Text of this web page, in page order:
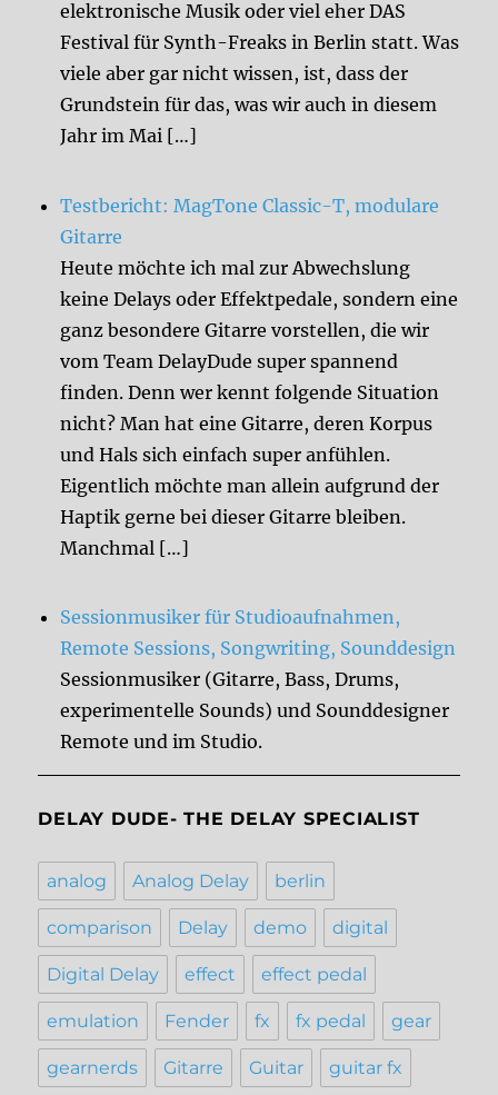
elektronische Musik oder viel eher DAS
Festival für Synth-Freaks in Berlin statt. Was
viele aber gar nicht wissen, ist, dass der
Grundstein für das, was wir auch in diesem
Jahr im Mai […]
Testbericht: MagTone Classic-T, modulare
Gitarre
Heute möchte ich mal zur Abwechslung
keine Delays oder Effektpedale, sondern eine
ganz besondere Gitarre vorstellen, die wir
vom Team DelayDude super spannend
finden. Denn wer kennt folgende Situation
nicht? Man hat eine Gitarre, deren Korpus
und Hals sich einfach super anfühlen.
Eigentlich möchte man allein aufgrund der
Haptik gerne bei dieser Gitarre bleiben.
Manchmal […]
Sessionmusiker für Studioaufnahmen,
Remote Sessions, Songwriting, Sounddesign
Sessionmusiker (Gitarre, Bass, Drums,
experimentelle Sounds) und Sounddesigner
Remote und im Studio.
DELAY DUDE- THE DELAY SPECIALIST
analog Analog Delay berlin
comparison Delay demo digital
Digital Delay effect effect pedal
emulation Fender fx fx pedal gear
gearnerds Gitarre Guitar guitar fx